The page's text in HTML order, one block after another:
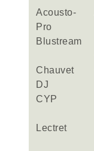
Acousto-
Pro
Blustream
Chauvet
DJ
CYP
Lectret